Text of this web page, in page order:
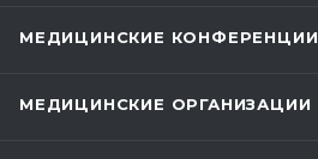
МЕДИЦИНСКИЕ КОНФЕРЕНЦИИ
МЕДИЦИНСКИЕ ОРГАНИЗАЦИИ